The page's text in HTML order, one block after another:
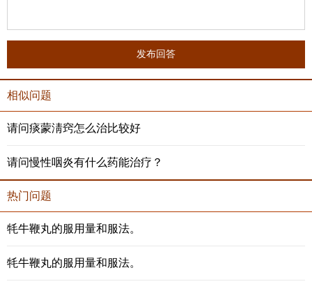
发布回答
相似问题
请问痰蒙淸窍怎么治比较好
请问慢性咽炎有什么药能治疗？
热门问题
牦牛鞭丸的服用量和服法。
牦牛鞭丸的服用量和服法。